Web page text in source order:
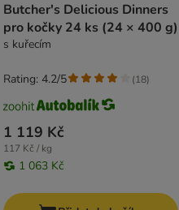
Butcher's Delicious Dinners
pro kočky 24 ks (24 × 400 g)
s kuřecím
1 119 Kč
117 Kč / kg
1 063 Kč
Rating: 4.2/5 (18)